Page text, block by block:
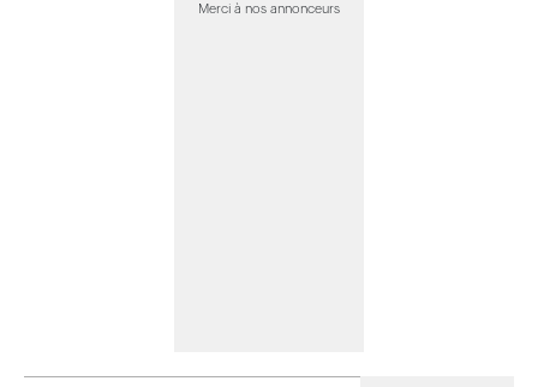
Merci à nos annonceurs